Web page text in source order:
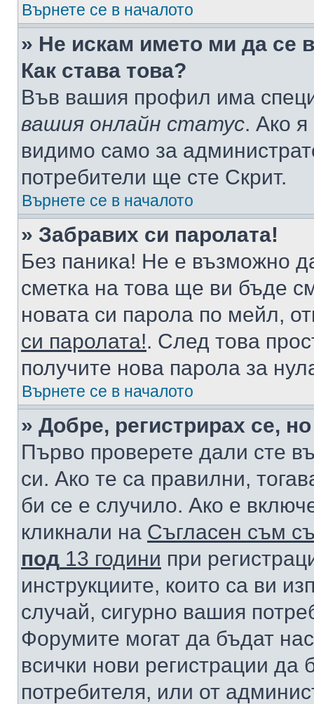
Върнете се в началото
» Не искам името ми да се
Как става това?
Във вашия профил има
вашия онлайн статус. Ако
видимо само за
потребители ще сте Скрит.
Върнете се в началото
» Забравих си паролата!
Без паника! Не е възможно
сметка на това ще ви бъде
новата си парола по мейл,
си паролата!. След това
получите нова парола за
Върнете се в началото
» Добре, регистрирах се,
Първо проверете дали сте
си. Ако те са правилни,
би се е случило. Ако е
кликнали на Съгласен съм
под 13 години при
инструкциите, които са ви
случай, сигурно вашия
Форумите могат да бъдат
всички нови регистрации да
потребителя, или от